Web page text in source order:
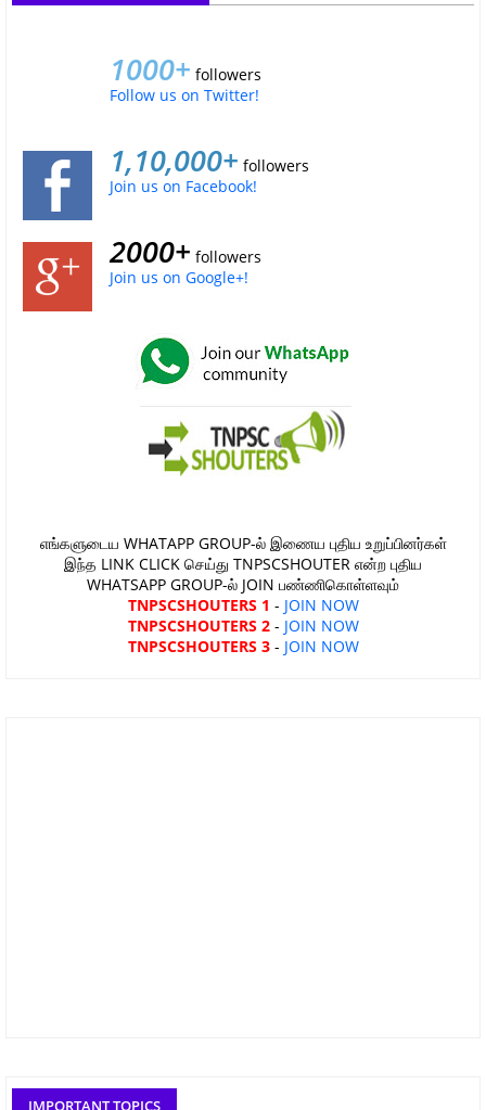
1000+ followers
Follow us on Twitter!
1,10,000+ followers
Join us on Facebook!
2000+ followers
Join us on Google+!
எங்களுடைய WHATAPP GROUP-ல் இணைய புதிய உறுப்பினர்கள்
இந்த LINK CLICK செய்து TNPSCSHOUTER என்ற புதிய
WHATSAPP GROUP-ல் JOIN பண்ணிகொள்ளவும்
TNPSCSHOUTERS 1 - JOIN NOW
TNPSCSHOUTERS 2- JOIN NOW
TNPSCSHOUTERS 3- JOIN NOW